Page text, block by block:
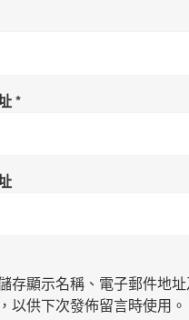
*
存顯示名稱、電子郵件地
以供下次發佈留言時使用。